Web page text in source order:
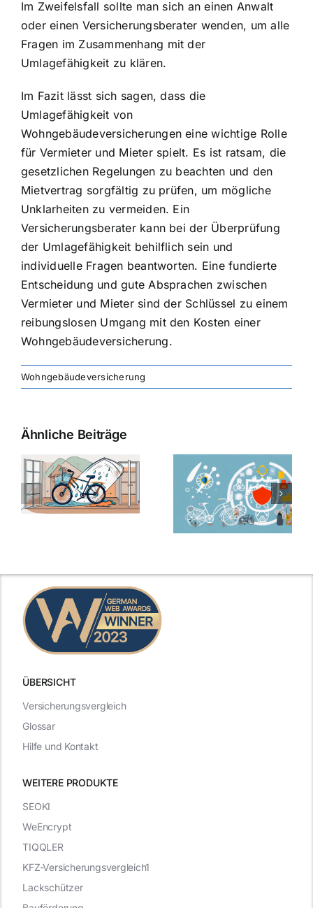
Im Zweifelsfall sollte man sich an einen Anwalt
oder einen Versicherungsberater wenden, um alle
Fragen im Zusammenhang mit der
Umlagefähigkeit zu klären.
Im Fazit lässt sich sagen, dass die
Umlagefähigkeit von
Wohngebäudeversicherungen eine wichtige Rolle
für Vermieter und Mieter spielt. Es ist ratsam, die
gesetzlichen Regelungen zu beachten und den
Mietvertrag sorgfältig zu prüfen, um mögliche
Unklarheiten zu vermeiden. Ein
Versicherungsberater kann bei der Überprüfung
der Umlagefähigkeit behilflich sein und
individuelle Fragen beantworten. Eine fundierte
Entscheidung und gute Absprachen zwischen
Vermieter und Mieter sind der Schlüssel zu einem
reibungslosen Umgang mit den Kosten einer
Wohngebäudeversicherung.
Wohngebäudeversicherung
Ähnliche Beiträge
ÜBERSICHT
WEITERE PRODUKTE
Versicherungsvergleich
Glossar
Hilfe und Kontakt
SEOKI
WeEncrypt
TIQQLER
KFZ-Versicherungsvergleich1
Lackschützer